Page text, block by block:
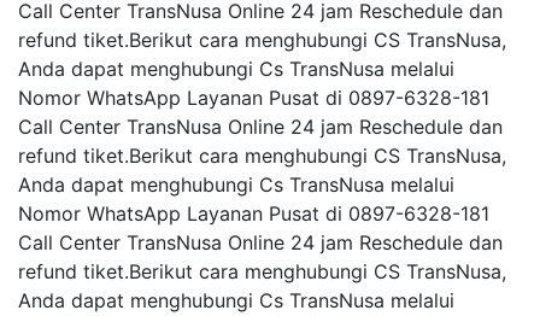
Call Center TransNusa Online 24 jam Reschedule dan
refund tiket.Berikut cara menghubungi CS TransNusa,
Anda dapat menghubungi Cs TransNusa melalui
Nomor WhatsApp Layanan Pusat di 0897-6328-181
Call Center TransNusa Online 24 jam Reschedule dan
refund tiket.Berikut cara menghubungi CS TransNusa,
Anda dapat menghubungi Cs TransNusa melalui
Nomor WhatsApp Layanan Pusat di 0897-6328-181
Call Center TransNusa Online 24 jam Reschedule dan
refund tiket.Berikut cara menghubungi CS TransNusa,
Anda dapat menghubungi Cs TransNusa melalui